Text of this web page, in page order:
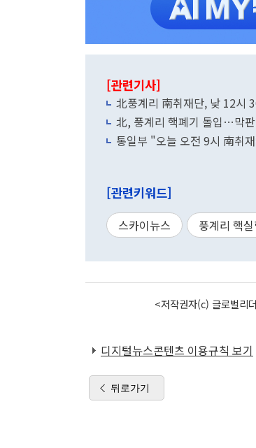
[관련기사]
北풍계리 南취재단, 낮 12시
北, 풍계리 핵폐기 돌입…막
통일부 "오늘 오전 9시 南취
[관련키워드]
스카이뉴스 풍계리 핵
<저작권자(c) 글로벌리
디지털뉴스콘텐츠 이용규칙 보기
뒤로가기